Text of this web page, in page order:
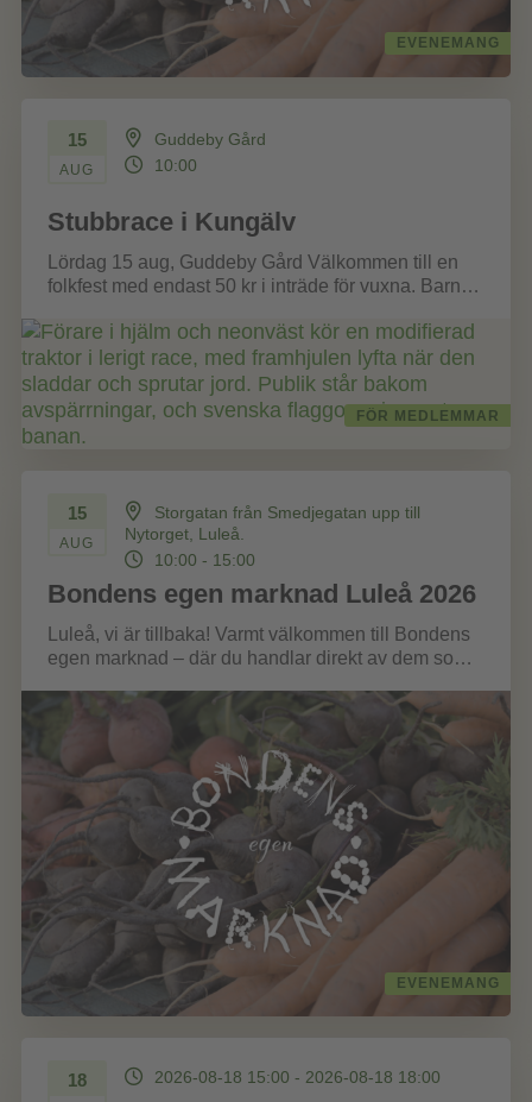
EVENEMANG
15
AUG
Guddeby Gård
10:00
FÖR MEDLEMMAR
Stubbrace i Kungälv
Lördag 15 aug, Guddeby Gård Välkommen till en
folkfest med endast 50 kr i inträde för vuxna. Barn
15
AUG
Storgatan från Smedjegatan upp till
Nytorget, Luleå.
10:00 - 15:00
EVENEMANG
Bondens egen marknad Luleå 2026
Luleå, vi är tillbaka! Varmt välkommen till Bondens
egen marknad – där du handlar direkt av dem som
18 2026-08-18 15:00 - 2026-08-18 18:00